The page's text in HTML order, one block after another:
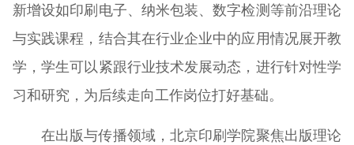
新增设如印刷电子、纳米包装、数字检测等前沿理论
与实践课程，结合其在行业企业中的应用情况展开教
学，学生可以紧跟行业技术发展动态，进行针对性学
习和研究，为后续走向工作岗位打好基础。
在出版与传播领域，北京印刷学院聚焦出版理论